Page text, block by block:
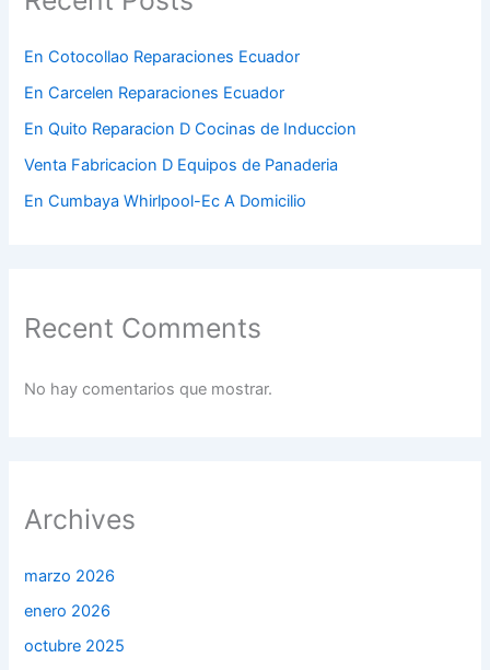
En Cotocollao Reparaciones Ecuador
En Carcelen Reparaciones Ecuador
En Quito Reparacion D Cocinas de Induccion
Venta Fabricacion D Equipos de Panaderia
En Cumbaya Whirlpool-Ec A Domicilio
Recent Comments
No hay comentarios que mostrar.
Archives
marzo 2026
enero 2026
octubre 2025